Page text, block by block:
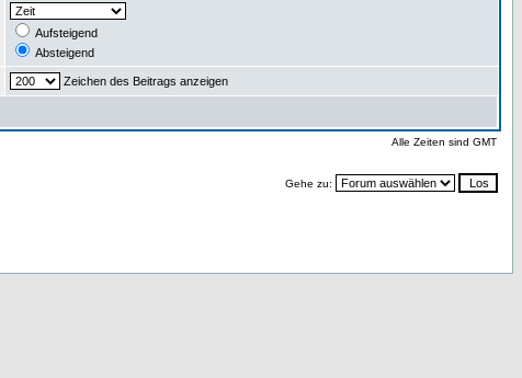
Aufsteigend
Absteigend
Zeichen des Beitrags anzeigen
Alle Zeiten sind GMT
Gehe zu: